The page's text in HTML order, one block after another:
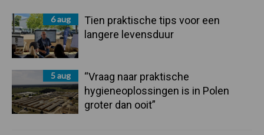
6 aug
Tien praktische tips voor een
langere levensduur
5 aug
“Vraag naar praktische
hygieneoplossingen is in Polen
groter dan ooit”